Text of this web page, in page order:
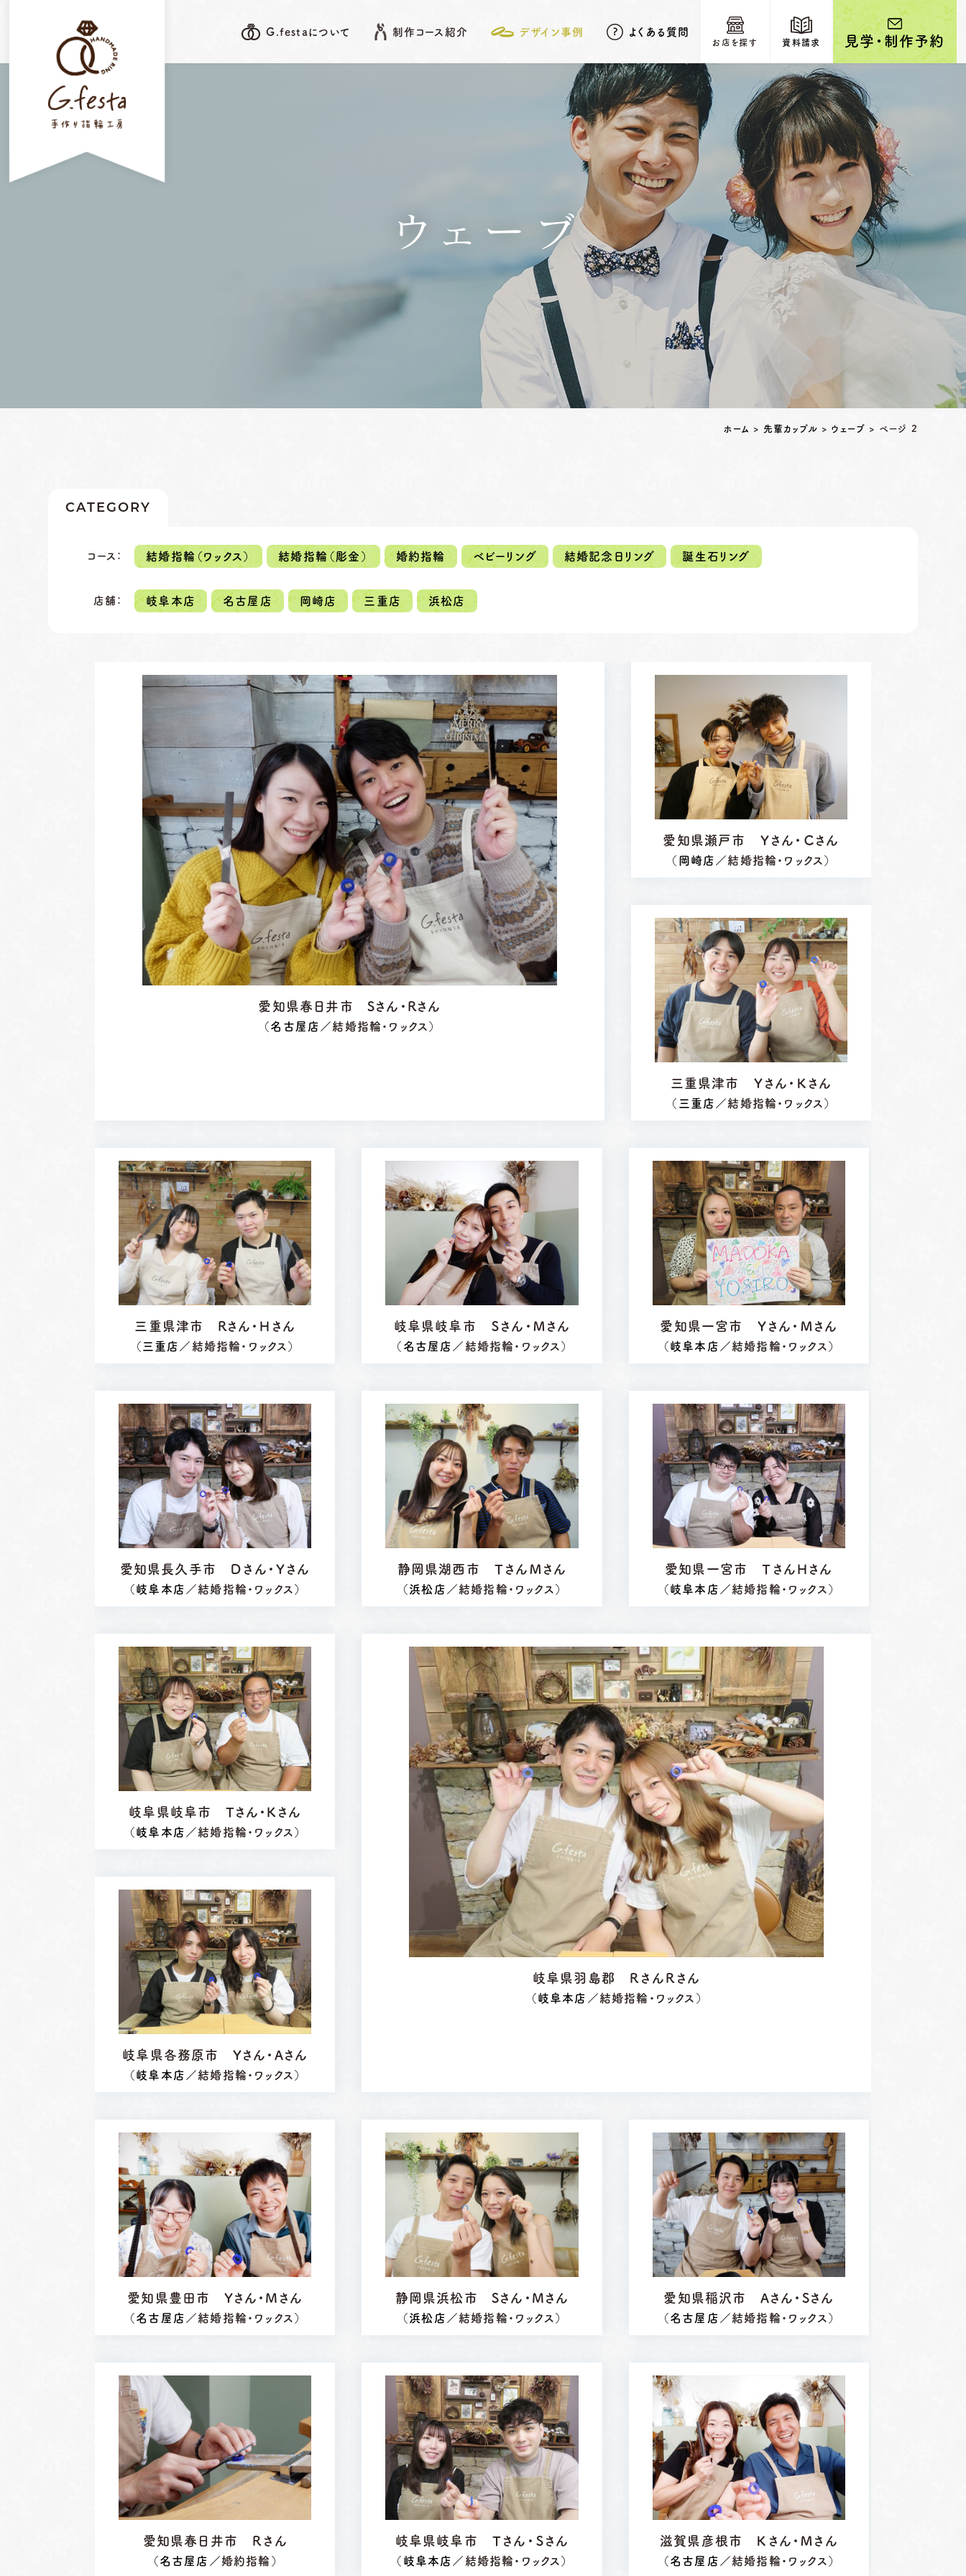
G.festaについて 制作コース紹介
結婚記念日リング
デザイン事例
DESIGN ARCHIVE
先輩カップルのご紹介
よくある質問
お店を探す 資料請求 見学・制作予約
ウェーブ
ホーム > 先輩カップル > ウェーブ > ページ 2
CATEGORY
コース ： 結婚指輪（ワックス） 結婚指輪（彫金） 婚約指輪 ベビーリング 結婚記念日リング 誕生石リング
店舗 ： 岐阜本店 名古屋店 岡崎店 三重店 浜松店
愛知県春日井市 Sさん・Rさん
（名古屋店 ／結婚指輪・ワックス）
愛知県瀬戸市 Ｙさん・Ｃさん
（ 岡崎店 ／結婚指輪・ワックス）
三重県津市 Ｙさん・Ｋさん
（ 三重店 ／結婚指輪・ワックス）
三重県津市 Rさん・Ｈさん
（ 三重店 ／結婚指輪・ワックス）
岐阜県岐阜市 Ｓさん・Ｍさん
（ 名古屋店 ／結婚指輪・ワックス）
愛知県一宮市 Ｙさん・Ｍさん
（岐阜本店 ／結婚指輪・ワックス）
愛知県長久手市 Ｄさん・Ｙさん
（岐阜本店 ／結婚指輪・ワックス）
静岡県湖西市 ＴさんＭさん
（浜松店 ／結婚指輪・ワックス）
愛知県一宮市 ＴさんＨさん
（岐阜本店 ／結婚指輪・ワックス）
岐阜県羽島郡 ＲさんＲさん
（岐阜本店 ／結婚指輪・ワックス）
岐阜県岐阜市 Tさん・Kさん
（岐阜本店 ／結婚指輪・ワックス）
岐阜県各務原市 Yさん・Aさん
（岐阜本店 ／結婚指輪・ワックス）
愛知県豊田市 Yさん・Mさん
（名古屋店 ／結婚指輪・ワックス）
静岡県浜松市 Sさん・Mさん
（浜松店 ／結婚指輪・ワックス）
愛知県稲沢市 Aさん・Sさん
（名古屋店 ／結婚指輪・ワックス）
愛知県春日井市 Ｒさん
（名古屋店 ／婚約指輪）
岐阜県岐阜市 Ｔさん・Ｓさん
（ 岐阜本店 ／結婚指輪・ワックス）
滋賀県彦根市 Ｋさん・Ｍさん
（名古屋店 ／結婚指輪・ワックス）
TEL.058-265-2756
水曜日
※祝日の場合は営業
TEL.052-261-6676
水曜日
TEL.0564-74-8033
※祝日の場合は営業
TEL.059-392-6577
※祝日の場合は営業
TEL.053-455-2177
※祝日の場合は営業